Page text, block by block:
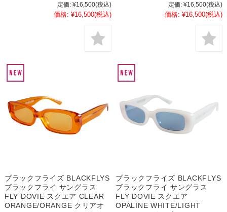
定価: ¥16,500(税込)
価格: ¥16,500(税込)
定価: ¥16,500(税込)
価格: ¥16,500(税込)
ブラックフライズ BLACKFLYS
ブラックフライ サングラス
FLY DOVIE スクエア CLEAR
ORANGE/ORANGE クリアオ
ブラックフライズ BLACKFLYS
ブラックフライ サングラス
FLY DOVIE スクエア
OPALINE WHITE/LIGHT